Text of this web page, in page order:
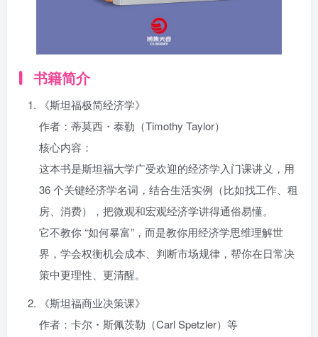
书籍简介
《斯坦福极简经济学》
作者：蒂莫西・泰勒（Timothy Taylor）
核心内容：
这本书是斯坦福大学广受欢迎的经济学入门课讲义，用
36 个关键经济学名词，结合生活实例（比如找工作、租
房、消费），把微观和宏观经济学讲得通俗易懂。
它不教你 “如何暴富”，而是教你用经济学思维理解世
界，学会权衡机会成本、判断市场规律，帮你在日常决
策中更理性、更清醒。
《斯坦福商业决策课》
作者：卡尔・斯佩茨勒（Carl Spetzler）等